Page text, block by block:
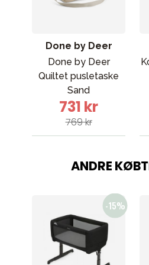
Done by Deer
Done by Deer
Quiltet pusletaske
Sand
731 kr
769 kr
ANDRE